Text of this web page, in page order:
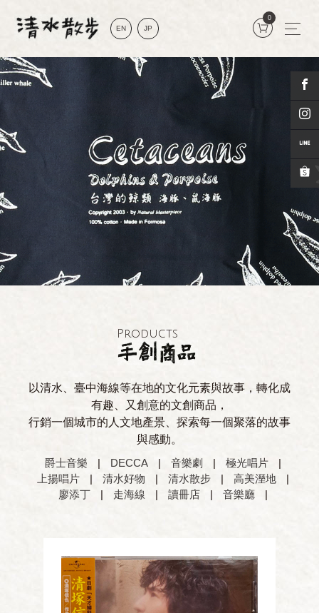
EN JP
0
Products
以清水、臺中海線等在地的文化元素與故事，轉化成
有趣、又創意的文創商品，
行銷一個城市的人文地產景、探索每一個聚落的故事
與感動。
爵士音樂
| DECCA | 音樂劇 | 極光唱片
|
上揚唱片
| 清水好物 | 清水散步 | 高美溼地
|
廖添丁
| 走海線 | 讀冊店 | 音樂廳 |